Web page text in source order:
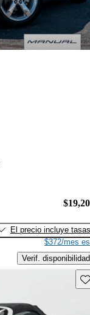
El precio incluye tasas
$372/mes
Verif. disponibilidad